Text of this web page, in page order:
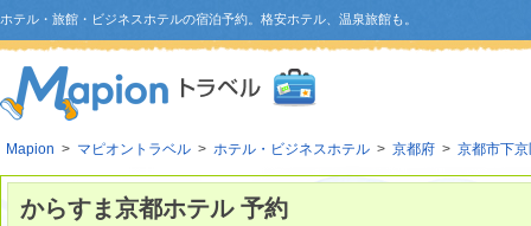
ホテル・旅館・ビジネスホテルの宿泊予約。格安ホテル、温泉旅館も。
Mapion > マピオントラベル > ホテル・ビジネスホテル > 京都府 > 京都市下
からすま京都ホテル 予約